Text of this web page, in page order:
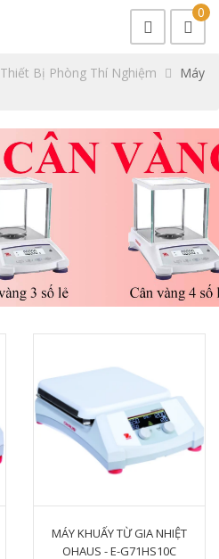
0
Thiết Bị Phòng Thí Nghiệm
Máy
MÁY KHUẤY TỪ GIA NHIỆT
OHAUS - E-G71HS10C